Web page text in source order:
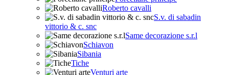
Roberto cavalli
S.v. di sabadin
vittorio & c. snc
Same decorazione s.r.l
Schiavon
Sibania
Tiche
Venturi arte